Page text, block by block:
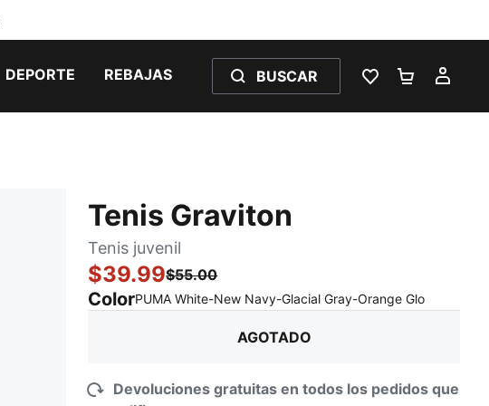
DEPORTE REBAJAS BUSCAR
LISTA DE
Tenis Graviton
Tenis juvenil
$39.99$55.00
ColorPUMA White-New Navy-Glacial Gray-Orange Glo:
AGOTADO
Devoluciones gratuitas en todos los pedidos que